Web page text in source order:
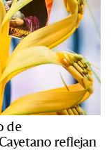
de
reflejan